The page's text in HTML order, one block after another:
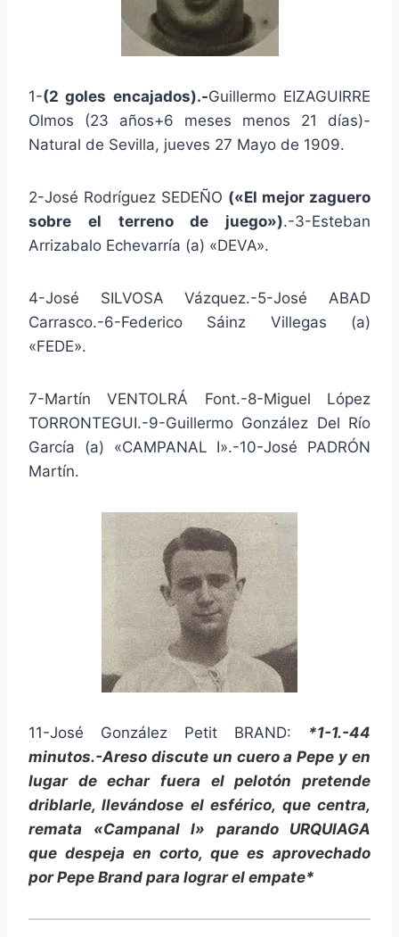
1-(2 goles encajados).-Guillermo EIZAGUIRRE
Olmos (23 años+6 meses menos 21 días)-
Natural de Sevilla, jueves 27 Mayo de 1909.
2-José Rodríguez SEDEÑO («El mejor zaguero
sobre el terreno de juego»).-3-Esteban
Arrizabalo Echevarría (a) «DEVA».
4-José SILVOSA Vázquez.-5-José ABAD
Carrasco.-6-Federico Sáinz Villegas (a)
«FEDE».
7-Martín VENTOLRÁ Font.-8-Miguel López
TORRONTEGUI.-9-Guillermo González Del Río
García (a) «CAMPANAL I».-10-José PADRÓN
Martín.
11-José González Petit BRAND: *1-1.-44
minutos.-Areso discute un cuero a Pepe y en
lugar de echar fuera el pelotón pretende
driblarle, llevándose el esférico, que centra,
remata «Campanal I» parando URQUIAGA
que despeja en corto, que es aprovechado
por Pepe Brand para lograr el empate*